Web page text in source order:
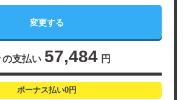
の支払い 57,484 円
ボーナス払い0円